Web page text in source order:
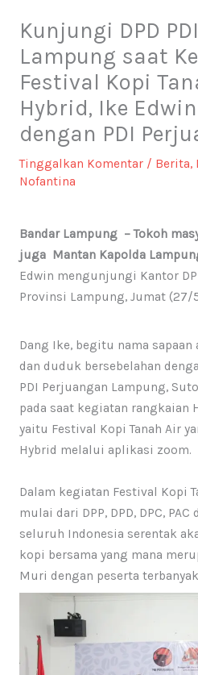
Kunjungi DPD
Lampung saat
Festival Kopi
Hybrid, Ike
dengan PDI
Tinggalkan Komentar / Berita,
Nofantina
Bandar Lampung – Tokoh
juga Mantan Kapolda
Edwin mengunjungi Kantor
Provinsi Lampung, Jumat (27/
Dang Ike, begitu nama
dan duduk bersebelahan
PDI Perjuangan Lampung,
pada saat kegiatan rangkaian
yaitu Festival Kopi Tanah Air
Hybrid melalui aplikasi zoom.
Dalam kegiatan Festival Kopi
mulai dari DPP, DPD, DPC,
seluruh Indonesia serentak
kopi bersama yang mana
Muri dengan peserta